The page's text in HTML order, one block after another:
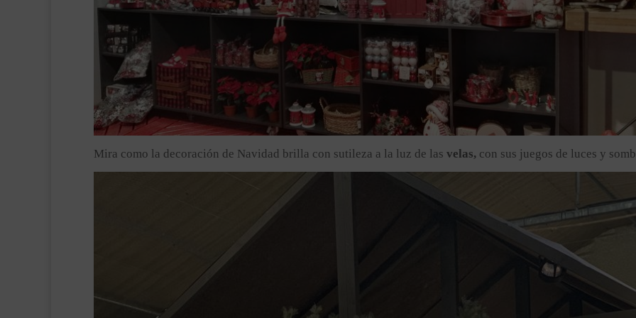
Mira como la decoración de Navidad brilla con sutileza a la luz de las velas, con sus juegos de luces y